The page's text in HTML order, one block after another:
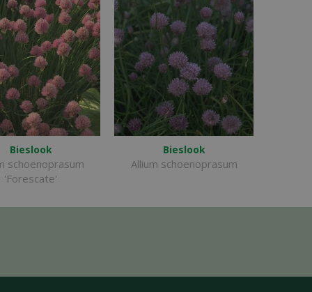
Bieslook
schoenoprasum
'Forescate'
Bieslook
Allium schoenoprasum